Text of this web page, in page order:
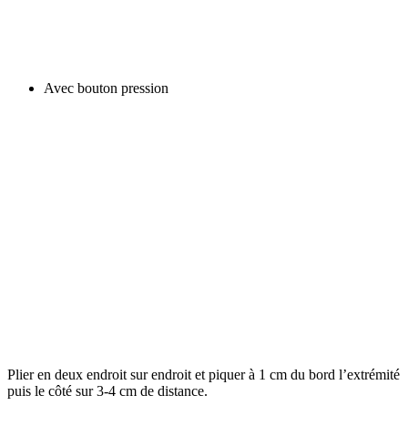
Avec bouton pression
Plier en deux endroit sur endroit et piquer à 1 cm du bord l’extrémité
puis le côté sur 3-4 cm de distance.